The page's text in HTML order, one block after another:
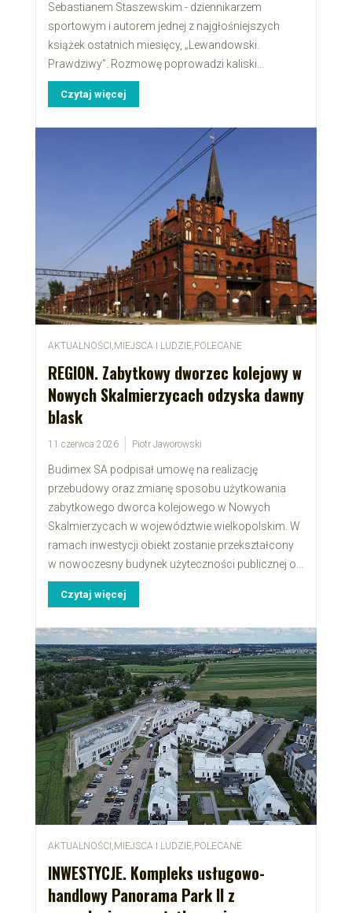
Sebastianem Staszewskim - dziennikarzem
sportowym i autorem jednej z najgłośniejszych
książek ostatnich miesięcy, „Lewandowski.
Prawdziwy”. Rozmowę poprowadzi kaliski...
Czytaj więcej
AKTUALNOŚCI ,MIEJSCA I LUDZIE,POLECANE
REGION. Zabytkowy dworzec kolejowy w
Nowych Skalmierzycach odzyska dawny
blask
11 czerwca 2026 Piotr Jaworowski
Budimex SA podpisał umowę na realizację
przebudowy oraz zmianę sposobu użytkowania
zabytkowego dworca kolejowego w Nowych
Skalmierzycach w województwie wielkopolskim. W
ramach inwestycji obiekt zostanie przekształcony
w nowoczesny budynek użyteczności publicznej o...
Czytaj więcej
AKTUALNOŚCI ,MIEJSCA I LUDZIE,POLECANE
INWESTYCJE. Kompleks usługowo-
handlowy Panorama Park II z